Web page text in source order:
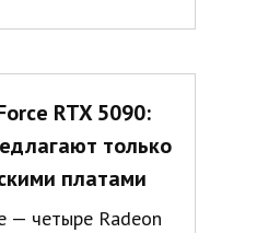
RTX 5090:
только
платами
— четыре Radeon